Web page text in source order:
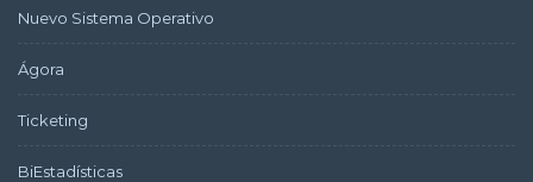
Nuevo Sistema Operativo
Ágora
Ticketing
BiEstadísticas